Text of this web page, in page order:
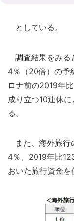
としている。
調査結果をみる
4％（20倍）の予
ロナ前の2019年
成り立つ10連休
る。
また、海外旅行
4％、2019年比
おいた旅行資金を